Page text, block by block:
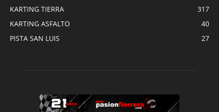
KARTING TIERRA
317
KARTING ASFALTO
40
PISTA SAN LUIS
27